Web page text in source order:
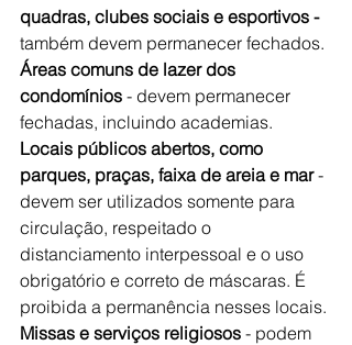
quadras, clubes sociais e esportivos -
também devem permanecer fechados.
Áreas comuns de lazer dos
condomínios - devem permanecer
fechadas, incluindo academias.
Locais públicos abertos, como
parques, praças, faixa de areia e mar -
devem ser utilizados somente para
circulação, respeitado o
distanciamento interpessoal e o uso
obrigatório e correto de máscaras. É
proibida a permanência nesses locais.
Missas e serviços religiosos - podem